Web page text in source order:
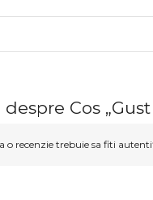
Cos
o recenzie trebuie sa fiti